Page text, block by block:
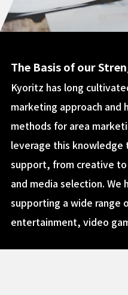
The Basis of our
Kyoritz has long
marketing approach and
methods for area
leverage this
support, from creative
and media selection. We
supporting a wide range
entertainment, video